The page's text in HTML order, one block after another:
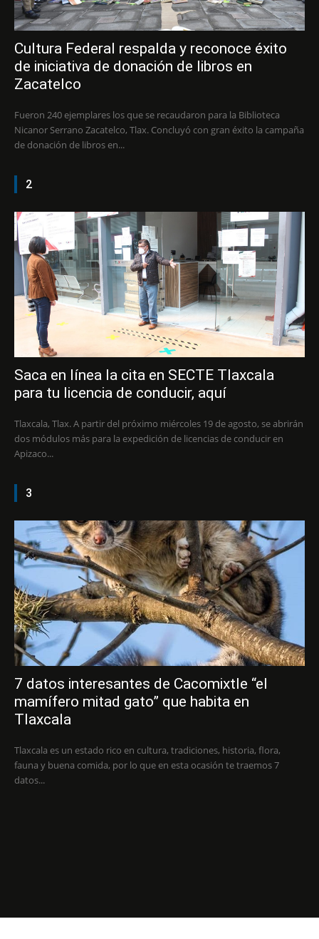
Cultura Federal respalda y reconoce éxito
de iniciativa de donación de libros en
Zacatelco
Fueron 240 ejemplares los que se recaudaron para la Biblioteca
Nicanor Serrano Zacatelco, Tlax. Concluyó con gran éxito la campaña
de donación de libros en...
2
Saca en línea la cita en SECTE Tlaxcala
para tu licencia de conducir, aquí
Tlaxcala, Tlax. A partir del próximo miércoles 19 de agosto, se abrirán
dos módulos más para la expedición de licencias de conducir en
Apizaco...
3
7 datos interesantes de Cacomixtle “el
mamífero mitad gato” que habita en
Tlaxcala
Tlaxcala es un estado rico en cultura, tradiciones, historia, flora,
fauna y buena comida, por lo que en esta ocasión te traemos 7
datos...